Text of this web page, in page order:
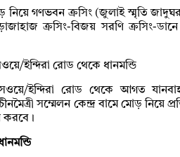
গণভবন ক্রসিং (জুলাই স্মৃতি
ক্রসিং-বিজয় সরণি ক্রসিং-
ইন্দিরা রোড থেকে ধানমন্ডি
ইন্দিরা রোড থেকে আগত
সম্মেলন কেন্দ্র বামে মোড় নিয়ে
করবে।